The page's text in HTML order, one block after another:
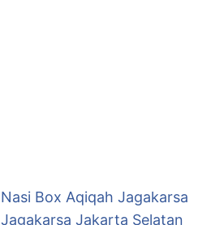
Nasi Box Aqiqah Jagakarsa
Jagakarsa Jakarta Selatan